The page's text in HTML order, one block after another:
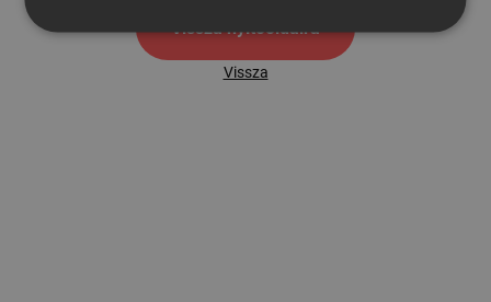
Vissza nyítóoldalra
Vissza